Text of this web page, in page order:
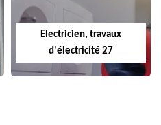
Electricien, travaux
d'électricité 27